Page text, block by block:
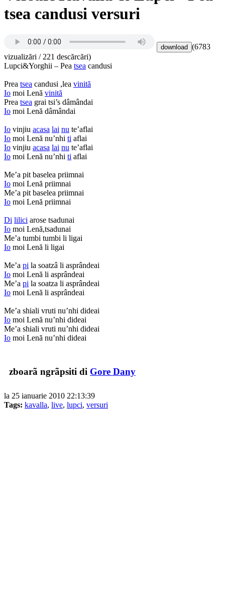
tsea candusi versuri
(6783
vizualizări / 221 descărcări)
Lupci&Yorghii – Pea tsea candusi
Prea tsea candusi ,lea vinită
Io moi Lenă vinită
Prea tsea grai tsi’s dâmândai
Io moi Lenă dâmândai
Io vinjiu acasa lai nu te’aflai
Io moi Lenă nu’nhi ti aflai
Io vinjiu acasa lai nu te’aflai
Io moi Lenă nu’nhi ti aflai
Me’a pit baselea priimnai
Io moi Lenă priimnai
Me’a pit baselea priimnai
Io moi Lenă priimnai
Di lilici arose tsadunai
Io moi Lenă,tsadunai
Me’a tumbi tumbi li ligai
Io moi Lenă li ligai
Me’a pi la soatzâ li asprândeai
Io moi Lenă li asprândeai
Me’a pi la soatza li asprândeai
Io moi Lenă li asprândeai
Me’a shiali vruti nu’nhi dideai
Io moi Lenă nu’nhi dideai
Me’a shiali vruti nu’nhi dideai
Io moi Lenă nu’nhi dideai
zboarã ngrãpsiti di Gore Dany
la 25 ianuarie 2010 22:13:39
Tags: kavalla, live, lupci, versuri